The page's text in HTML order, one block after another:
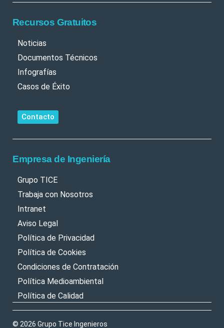
Recursos Gratuitos
Noticias
Documentos Técnicos
Infografías
Casos de Éxito
Contacto
Empresa de Ingeniería
Grupo TICE
Trabaja con Nosotros
Intranet
Aviso Legal
Política de Privacidad
Política de Cookies
Condiciones de Contratación
Política Medioambiental
Política de Calidad
© 2026 Grupo Tice Ingenieros